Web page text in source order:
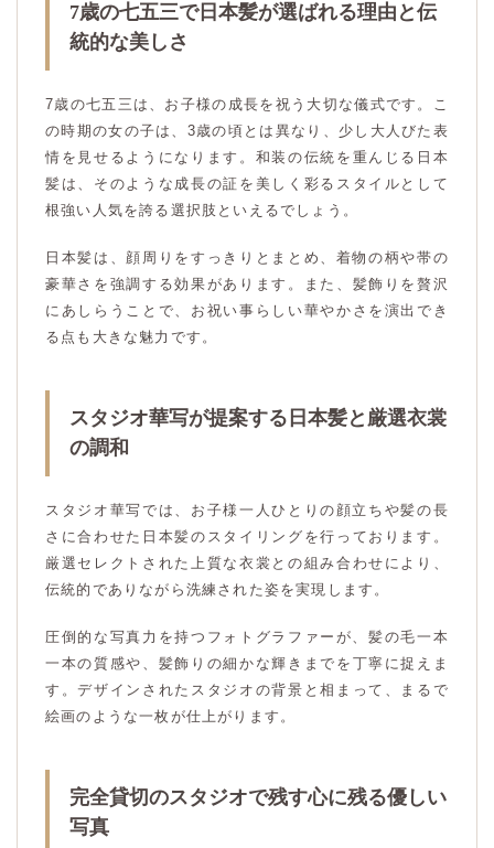
7歳の七五三で日本髪が選ばれる理由と伝
統的な美しさ
7歳の七五三は、お子様の成長を祝う大切な儀式です。こ
の時期の女の子は、3歳の頃とは異なり、少し大人びた表
情を見せるようになります。和装の伝統を重んじる日本
髪は、そのような成長の証を美しく彩るスタイルとして
根強い人気を誇る選択肢といえるでしょう。
日本髪は、顔周りをすっきりとまとめ、着物の柄や帯の
豪華さを強調する効果があります。また、髪飾りを贅沢
にあしらうことで、お祝い事らしい華やかさを演出でき
る点も大きな魅力です。
スタジオ華写が提案する日本髪と厳選衣裳
の調和
スタジオ華写では、お子様一人ひとりの顔立ちや髪の長
さに合わせた日本髪のスタイリングを行っております。
厳選セレクトされた上質な衣裳との組み合わせにより、
伝統的でありながら洗練された姿を実現します。
圧倒的な写真力を持つフォトグラファーが、髪の毛一本
一本の質感や、髪飾りの細かな輝きまでを丁寧に捉えま
す。デザインされたスタジオの背景と相まって、まるで
絵画のような一枚が仕上がります。
完全貸切のスタジオで残す心に残る優しい
写真